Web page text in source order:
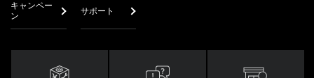
キャンペー
ン
サポート